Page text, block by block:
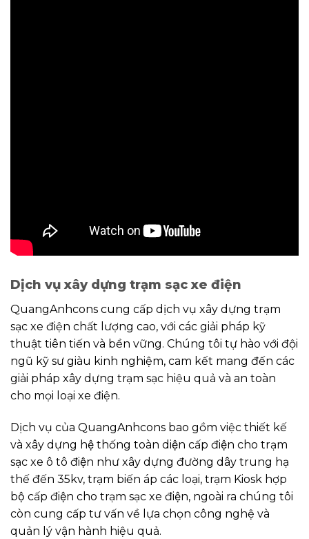
Dịch vụ xây dựng trạm sạc xe điện
QuangAnhcons cung cấp dịch vụ xây dựng trạm
sạc xe điện chất lượng cao, với các giải pháp kỹ
thuật tiên tiến và bền vững. Chúng tôi tự hào với đội
ngũ kỹ sư giàu kinh nghiệm, cam kết mang đến các
giải pháp xây dựng trạm sạc hiệu quả và an toàn
cho mọi loại xe điện.
Dịch vụ của QuangAnhcons bao gồm việc thiết kế
và xây dựng hệ thống toàn diện cấp điện cho trạm
sạc xe ô tô điện như xây dựng đường dây trung hạ
thế đến 35kv, trạm biến áp các loại, trạm Kiosk hợp
bộ cấp điện cho trạm sạc xe điện, ngoài ra chúng tôi
còn cung cấp tư vấn về lựa chọn công nghệ và
quản lý vận hành hiệu quả.